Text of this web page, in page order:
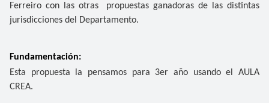
Ferreiro con las otras propuestas ganadoras de las distintas
jurisdicciones del Departamento.
Fundamentación:
Esta propuesta la pensamos para 3er año usando el AULA
CREA.